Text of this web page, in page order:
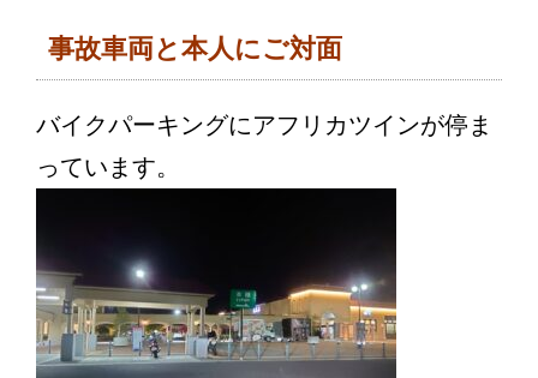
事故車両と本人にご対面
バイクパーキングにアフリカツインが停ま
っています。